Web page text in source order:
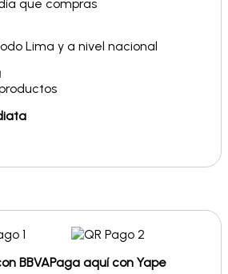
que compras
Lima y a nivel nacional
BBVAPaga aquí con Yape